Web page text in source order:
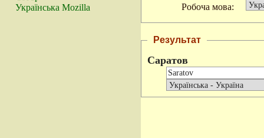
Українська Mozilla
Робоча мова:
Результат
Саратов